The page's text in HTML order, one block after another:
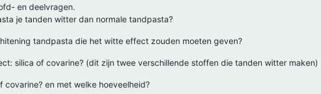
en deelvragen.
je tanden witter dan normale tandpasta?
tandpasta die het witte effect zouden moeten geven?
silica of covarine? (dit zijn twee verschillende stoffen die tanden witter maken)
en met welke hoeveelheid?